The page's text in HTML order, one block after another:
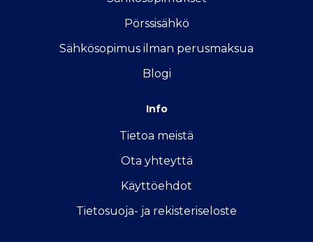
Pörssisähkö
Sähkösopimus ilman perusmaksua
Blogi
Info
Tietoa meistä
Ota yhteyttä
Käyttöehdot
Tietosuoja- ja rekisteriseloste